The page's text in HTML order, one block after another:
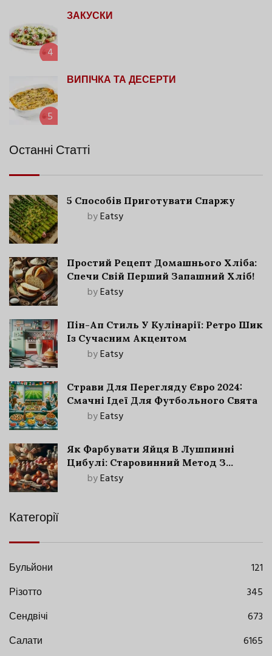
4
ЗАКУСКИ
5
ВИПІЧКА ТА ДЕСЕРТИ
Останні Статті
5 Способів Приготувати Спаржу
byEatsy
Простий Рецепт Домашнього Хліба:
Спечи Свій Перший Запашний Хліб!
byEatsy
Пін-Ап Стиль У Кулінарії: Ретро Шик
Із Сучасним Акцентом
byEatsy
Страви Для Перегляду Євро 2024:
Смачні Ідеї Для Футбольного Свята
byEatsy
Як Фарбувати Яйця В Лушпинні
Цибулі: Старовинний Метод З
Сучасними Нюансами
byEatsy
Категорії
Бульйони
121
Різотто
345
Сендвічі
673
Салати
6165